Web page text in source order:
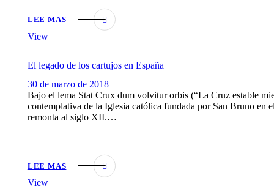
LEE MAS
View
El legado de los cartujos en España
30 de marzo de 2018
Bajo el lema Stat Crux dum volvitur orbis (“La Cruz estable
contemplativa de la Iglesia católica fundada por San Bruno en
remonta al siglo XII.…
LEE MAS
View